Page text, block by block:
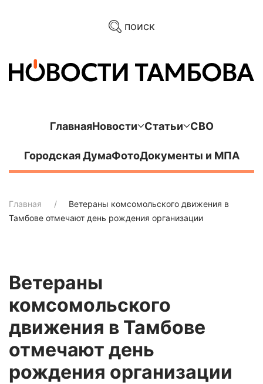
поиск
ГлавнаяНовости Статьи СВО
Городская ДумаФотоДокументы и МПА
Главная
Ветераны комсомольского движения в
Тамбове отмечают день рождения организации
Ветераны
комсомольского
движения в Тамбове
отмечают день
рождения организации